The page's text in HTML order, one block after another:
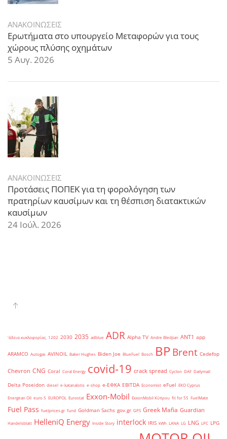
ΑΝΑΚΟΙΝΩΣΕΙΣ
Ερωτήματα στο υπουργείο Μεταφορών για τους
χώρους πλύσης οχημάτων
5 Αυγ. 2026
ΑΝΑΚΟΙΝΩΣΕΙΣ
Προτάσεις ΠΟΠΕΚ για τη φορολόγηση των
πρατηρίων καυσίμων και τη θέσπιση διατακτικών
καυσίμων
24 Ιούλ. 2026
'άδεια κυκλοφορίας 1202 2030 2035 adblue ADR Alpha TV Andre Bledjian ANT1 app
ARAMCO Autogas AVINOIL Baker Hughes Biden Joe BlueFuel Bosch BPBrent Cedefop
Chevron CNG Coral Coral Energy covid-19 crack spread Cyclon DAF Dailymail
Delta Poseidon diesel e-katanalotis e-shop e-ΕΦΚΑ EBITDA Economist eFuel EKO Cyprus
Energean Oil euro 5 EUROPOL Eurostat Exxon-Mobil ExxonMobil Κύπρου fit for 55 FuelMate
Fuel Pass fuelprices.gr fund Goldman Sachs gov.gr GPS Greek Mafia Guardian
Handelsblatt HelleniQ Energy Inside Story interlock IRIS kWh LANA LG LNG LPC LPG